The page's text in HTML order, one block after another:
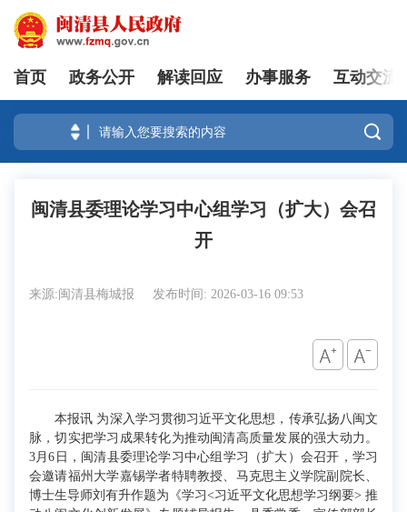
登录
首页 政务公开 解读回应 办事服务 互动交流

闽清县委理论学习中心组学习（扩大）会召
开
来源:闽清县梅城报 发布时间: 2026-03-16 09:53
本报讯 为深入学习贯彻习近平文化思想，传承弘扬八闽文
脉，切实把学习成果转化为推动闽清高质量发展的强大动力。
3月6日，闽清县委理论学习中心组学习（扩大）会召开，学习
会邀请福州大学嘉锡学者特聘教授、马克思主义学院副院长、
博士生导师刘有升作题为《学习<习近平文化思想学习纲要> 推